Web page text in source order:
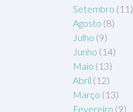
Setembro (11)
Agosto (8)
Julho (9)
Junho (14)
Maio (13)
Abril (12)
Março (13)
Fevereiro (9)